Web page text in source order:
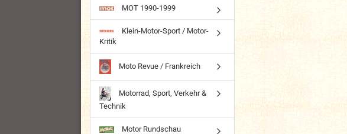
MOT 1990-1999
Klein-Motor-Sport / Motor-
Kritik
Moto Revue / Frankreich
Motorrad, Sport, Verkehr &
Technik
Motor Rundschau